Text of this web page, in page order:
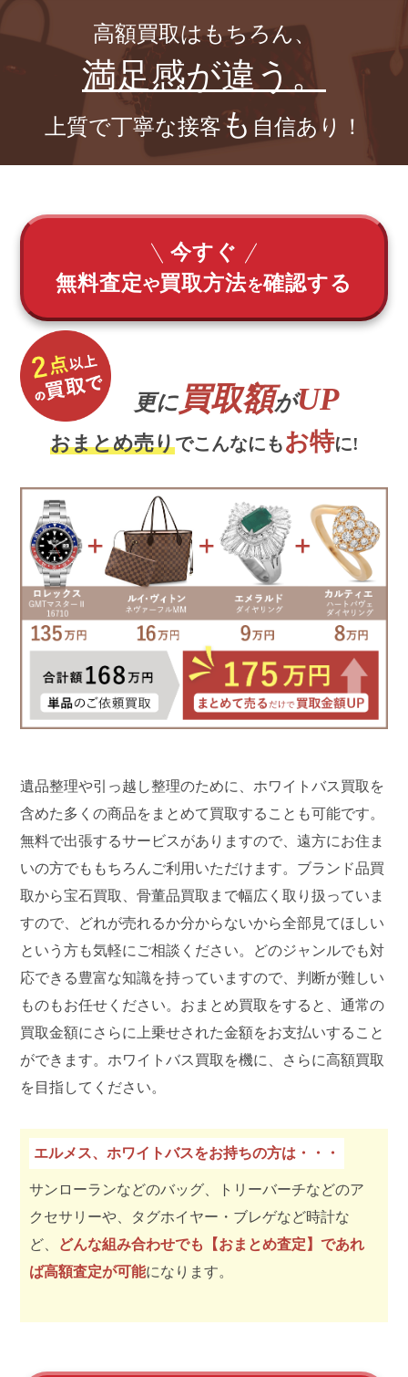
高額買取はもちろん、
満足感が違う。
上質で丁寧な接客 も 自信あり！
今すぐ
無料査定や買取方法を確認する
更に買取額がUP
おまとめ売りでこんなにもお特に!
遺品整理や引っ越し整理のために、ホワイトバス買取を
含めた多くの商品をまとめて買取することも可能です。
無料で出張するサービスがありますので、遠方にお住ま
いの方でももちろんご利用いただけます。ブランド品買
取から宝石買取、骨董品買取まで幅広く取り扱っていま
すので、どれが売れるか分からないから全部見てほしい
という方も気軽にご相談ください。どのジャンルでも対
応できる豊富な知識を持っていますので、判断が難しい
ものもお任せください。おまとめ買取をすると、通常の
買取金額にさらに上乗せされた金額をお支払いすること
ができます。ホワイトバス買取を機に、さらに高額買取
を目指してください。
エルメス、ホワイトバスをお持ちの方は・・・
サンローランなどのバッグ、トリーバーチなどのア
クセサリーや、タグホイヤー・ブレゲなど時計な
ど、 どんな組み合わせでも【おまとめ査定】であれ
ば高額査定が可能になります。